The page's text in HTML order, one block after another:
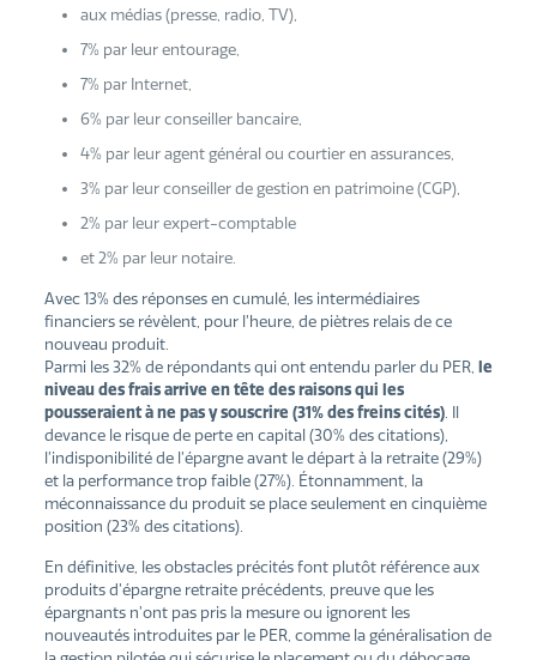
aux médias (presse, radio, TV),
7% par leur entourage,
7% par Internet,
6% par leur conseiller bancaire,
4% par leur agent général ou courtier en assurances,
3% par leur conseiller de gestion en patrimoine (CGP),
2% par leur expert-comptable
et 2% par leur notaire.
Avec 13% des réponses en cumulé, les intermédiaires
financiers se révèlent, pour l’heure, de piètres relais de ce
nouveau produit.
Parmi les 32% de répondants qui ont entendu parler du PER, le
niveau des frais arrive en tête des raisons qui les
pousseraient à ne pas y souscrire (31% des freins cités). Il
devance le risque de perte en capital (30% des citations),
l’indisponibilité de l’épargne avant le départ à la retraite (29%)
et la performance trop faible (27%). Étonnamment, la
méconnaissance du produit se place seulement en cinquième
position (23% des citations).
En définitive, les obstacles précités font plutôt référence aux
produits d’épargne retraite précédents, preuve que les
épargnants n’ont pas pris la mesure ou ignorent les
nouveautés introduites par le PER, comme la généralisation de